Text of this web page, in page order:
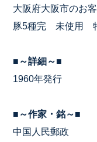
大阪府大阪市のお
豚5種完 未使用 特
■～詳細～■
1960年発行
■～作家・銘～■
中国人民郵政